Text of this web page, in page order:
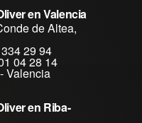
en Valencia
de Altea,
29 94
04 28 14
-Valencia
en Riba-